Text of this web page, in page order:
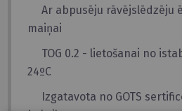
Ar abpusēju rāvējslēdzēju
maiņai
TOG 0.2 - lietošanai no
24ºC
Izgatavota no GOTS